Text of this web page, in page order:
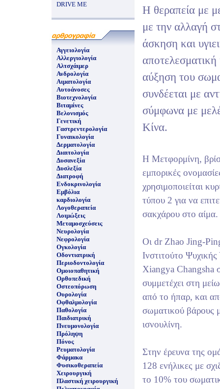
DRIVE ME
Αγγειολογία
Αλλεργιολογία
Αλτσχάιμερ
Ανδρολογία
Αιματολογία
Αυτοάνοσες
Βιοτεχνολογία
Βιταμίνες
Βελονισμός
Γενετική
Γαστρεντερολογία
Γυναικολογία
Δερματολογία
Διαιτολογία
Δυσανεξία
Δυσλεξία
Διατροφή
Ενδοκρινολογία
Εμβόλια
καρδιολογία
Λογοθεραπεία
Λοιμώξεις
Μεταμοσχεύσεις
Νευρολογία
Νεφρολογία
Ογκολογία
Οδοντιατρική
Περιοδοντολογία
Ομοιοπαθητική
Ορθοπεδική
Οστεοπόρωση
Ουρολογία
Οφθαλμολογία
Παθολογία
Παιδιατρική
Πνευμονολογία
Πρόληψη
Πόνος
Ρευματολογία
Φάρμακα
Φυσικοθεραπεία
Χειρουργική
Πλαστική χειρουργική
Η θεραπεία με
με την αλλαγή
άσκηση και
αποτελεσματική
αύξηση του
συνδέεται με
σύμφωνα με
Κίνα.
Η Μετφορμίνη,
εμπορικές
χρησιμοποιείται
τύπου 2 για να
σακχάρου στο αίμα.
Οι dr Zhao Jing-
Ινστιτούτο
Xiangya Changsha
συμμετέχει στη
από το ήπαρ, και
σωματικού βάρους
ισνουλίνη.
Στην έρευνα της
128 ενήλικες με
το 10% του